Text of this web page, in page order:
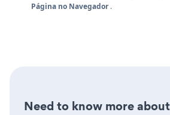
Página no Navegador.
Need to know more